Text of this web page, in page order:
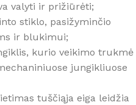
valyti ir prižiūrėti;
stiklo, pasižyminčio
ir blukimui;
kurio veikimo trukmė
jungikliuose
tuščiąja eiga leidžia